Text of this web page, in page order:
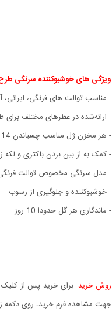
ویژگی های خوشبوکننده سرنگی
- مناسب توالت های فرنگی، ایرانی،
- ارائه‌شده در عطرهای مختلف برای
- هر مخزن ژل مناسب چسباندن 14 طرح گل
- کمک به از بین بردن باکتری و لکه
- مدل سرنگی مخصوص توالت
- خوشبوکننده و جلوگیری از رسوب
- ماندگاری هر گل حدودا 10 روز
روش خرید: برای خرید پس از کلیک
جهت مشاهده فرم خرید، روی دکمه